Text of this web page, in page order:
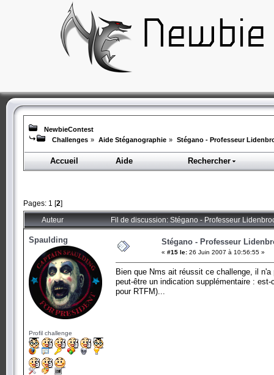
NewbieContest
Challenges » Aide Stéganographie » Stégano - Professeur
Accueil Aide Rechercher
Pages: 1 [2]
Auteur Fil de discussion: Stégano - Professeur
Spaulding
Profil challenge
Stégano - Professeur
« #15 le: 26 Juin 2007 à 10:56:55 »
Bien que Nms ait réussit ce challenge, il
peut-être un indication supplémentaire :
pour RTFM)...